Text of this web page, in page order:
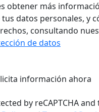
obtener más
datos personales, y
consultando
de datos
información ahora
by reCAPTCHA and